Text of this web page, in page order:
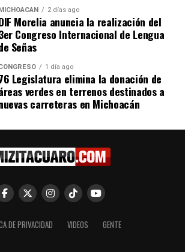
Según
reconocer el burnout como
enfermedad laboral y
garantizar atención
psicológica especializada
En "Política"
en
2 días ago
Morelia anuncia la realización del
Congreso Internacional de Lengua
Señas
1 día ago
Legislatura elimina la donación de
verdes en terrenos destinados a
carreteras en Michoacán
DE PRIVACIDAD VIDEOS GENTE